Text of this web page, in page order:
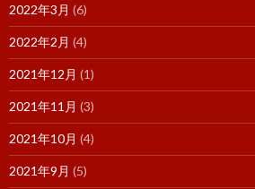
2022年3月 (6)
2022年2月 (4)
2021年12月 (1)
2021年11月 (3)
2021年10月 (4)
2021年9月 (5)